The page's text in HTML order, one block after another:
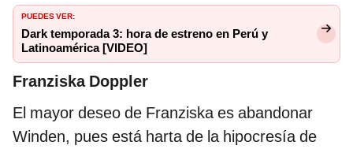
PUEDES VER:
Dark temporada 3: hora de estreno en Perú y
Latinoamérica [VIDEO]
Franziska Doppler
El mayor deseo de Franziska es abandonar
Winden, pues está harta de la hipocresía de